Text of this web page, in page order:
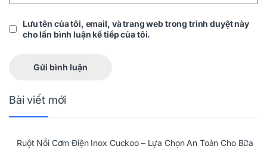
Lưu tên của tôi, email, và trang web trong trình duyệt này
cho lần bình luận kế tiếp của tôi.
Bài viết mới
Ruột Nồi Cơm Điện Inox Cuckoo – Lựa Chọn An Toàn Cho Bữa